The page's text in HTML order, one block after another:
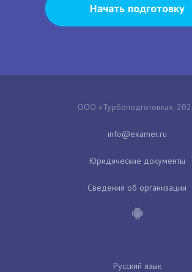
Начать подготовку
ООО «Турбоподготовка»,
Юридические документы
Сведения об организации
Русский язык